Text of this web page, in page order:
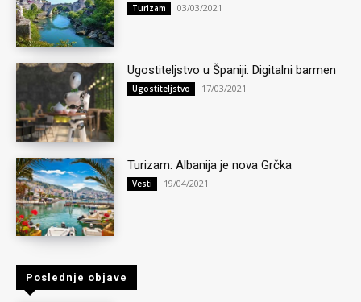
Turizam 03/03/2021
Ugostiteljstvo u Španiji: Digitalni barmen
Ugostiteljstvo 17/03/2021
Turizam: Albanija je nova Grčka
Vesti 19/04/2021
Poslednje objave